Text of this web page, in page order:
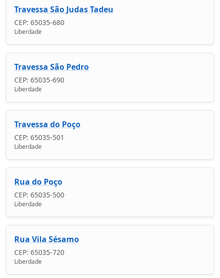
Travessa São Judas Tadeu
CEP: 65035-680
Liberdade
Travessa São Pedro
CEP: 65035-690
Liberdade
Travessa do Poço
CEP: 65035-501
Liberdade
Rua do Poço
CEP: 65035-500
Liberdade
Rua Vila Sésamo
CEP: 65035-720
Liberdade